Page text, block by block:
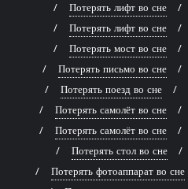
Потерять лифт во сне
Потерять лифт во сне
Потерять мост во сне
Потерять письмо во сне
Потерять поезд во сне
Потерять самолёт во сне
Потерять самолёт во сне
Потерять стол во сне
Потерять фотоаппарат во сне